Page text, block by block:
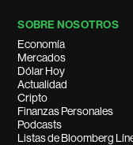
SOBRE NOSOTROS
Economía
Mercados
Dólar Hoy
Actualidad
Cripto
Finanzas Personales
Podcasts
Listas de Bloomberg